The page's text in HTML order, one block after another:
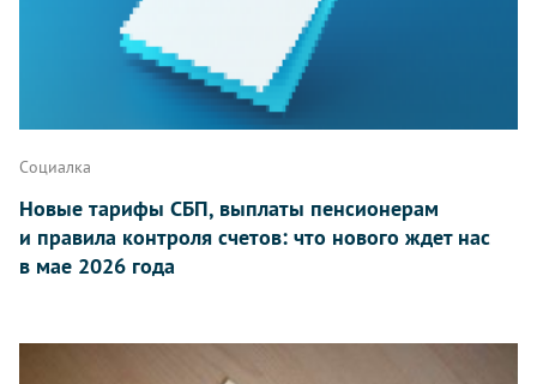
Социалка
Новые тарифы СБП, выплаты пенсионерам
и правила контроля счетов: что нового ждет нас
в мае 2026 года